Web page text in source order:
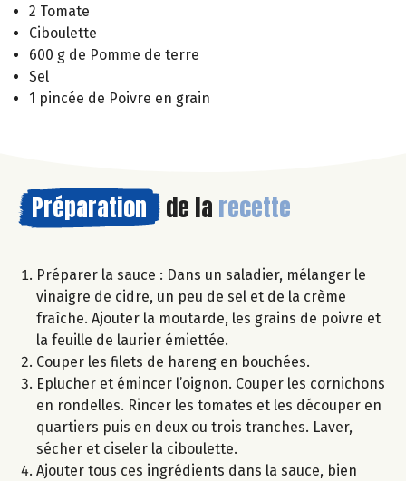
2 Tomate
Ciboulette
600 g de Pomme de terre
Sel
1 pincée de Poivre en grain
Préparation de la recette
Préparer la sauce : Dans un saladier, mélanger le
vinaigre de cidre, un peu de sel et de la crème
fraîche. Ajouter la moutarde, les grains de poivre et
la feuille de laurier émiettée.
Couper les filets de hareng en bouchées.
Eplucher et émincer l’oignon. Couper les cornichons
en rondelles. Rincer les tomates et les découper en
quartiers puis en deux ou trois tranches. Laver,
sécher et ciseler la ciboulette.
Ajouter tous ces ingrédients dans la sauce, bien